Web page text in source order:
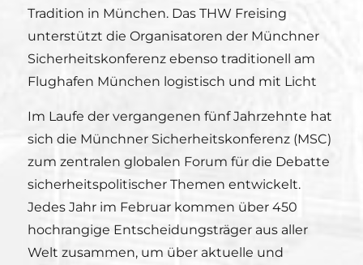
Tradition in München. Das THW Freising
unterstützt die Organisatoren der Münchner
Sicherheitskonferenz ebenso traditionell am
Flughafen München logistisch und mit Licht
Im Laufe der vergangenen fünf Jahrzehnte hat
sich die Münchner Sicherheitskonferenz (MSC)
zum zentralen globalen Forum für die Debatte
sicherheitspolitischer Themen entwickelt.
Jedes Jahr im Februar kommen über 450
hochrangige Entscheidungsträger aus aller
Welt zusammen, um über aktuelle und